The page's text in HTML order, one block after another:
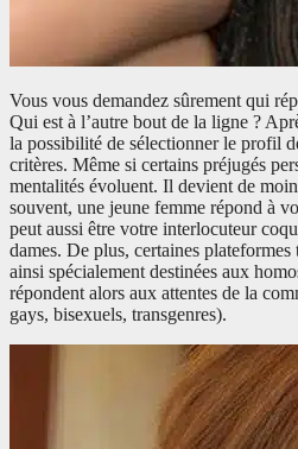
Vous vous demandez sûrement qui
Qui est à l’autre bout de la ligne ?
la possibilité de sélectionner le profil
critères. Même si certains préjugés
mentalités évoluent. Il devient de
souvent, une jeune femme répond à
peut aussi être votre interlocuteur
dames. De plus, certaines
ainsi spécialement destinées aux
répondent alors aux attentes de la
gays, bisexuels, transgenres).